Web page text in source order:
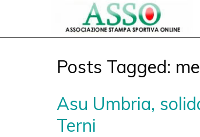
Posts Tagged:
Asu Umbria,
Terni